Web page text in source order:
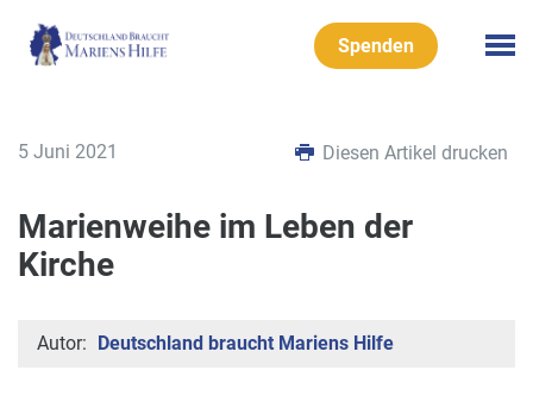
Spenden
5 Juni 2021 Diesen Artikel drucken
Marienweihe im Leben der
Kirche
Autor: Deutschland braucht Mariens Hilfe